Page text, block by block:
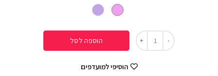
הוספה לסל
הוסיפי למועדפים